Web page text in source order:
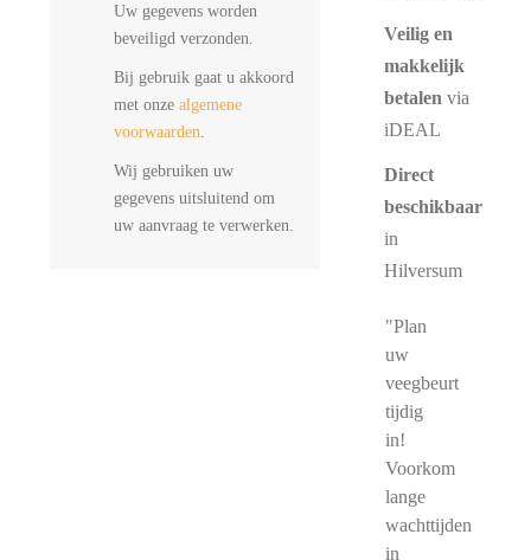
Uw gegevens worden
beveiligd verzonden.
Bij gebruik gaat u akkoord
met onze algemene
voorwaarden.
Wij gebruiken uw
gegevens uitsluitend om
uw aanvraag te verwerken.
Veilig en
makkelijk
betalen via
iDEAL
Direct
beschikbaar
in
Hilversum
"Plan
uw
veegbeurt
tijdig
in!
Voorkom
lange
wachttijden
in